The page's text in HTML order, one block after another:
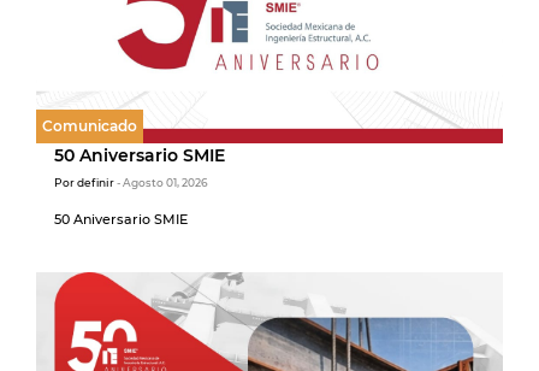
Comunicado
50 Aniversario SMIE
Por definir- Agosto 01, 2026
50 Aniversario SMIE